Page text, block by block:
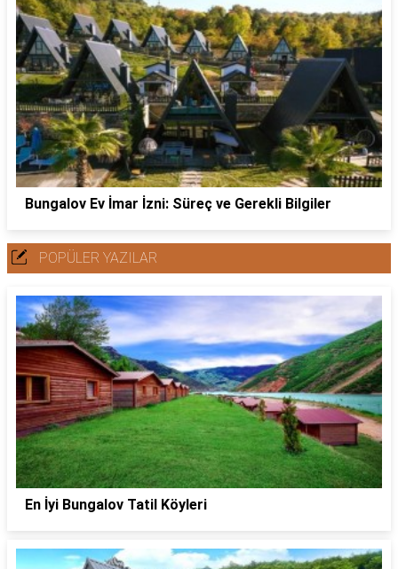
Bungalov Ev İmar İzni: Süreç ve Gerekli Bilgiler
POPÜLER YAZILAR
En İyi Bungalov Tatil Köyleri